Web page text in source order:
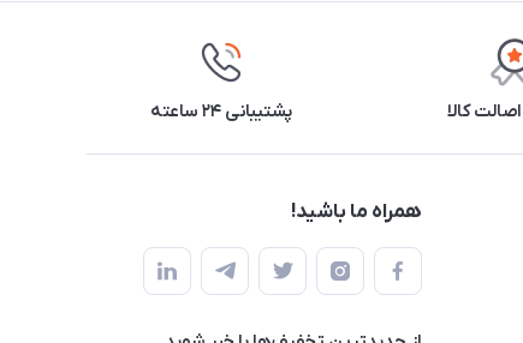
کالا پشتیبانی ۲۴ ساعته
همراه ما باشید!